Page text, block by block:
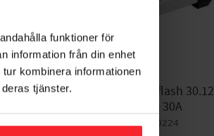
funktioner för
information från din enhet
kombinera informationen
tjänster.Batteriladdare Gysflash 30.12
HF 230V, Max 30A
029224